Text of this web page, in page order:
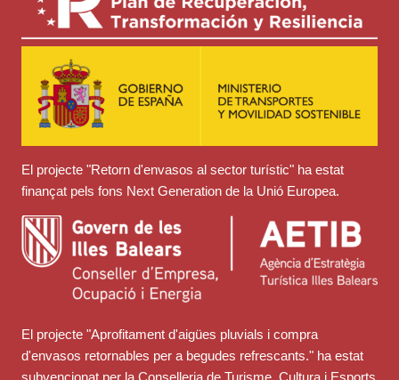
El projecte "Retorn d'envasos al sector turístic" ha estat
finançat pels fons Next Generation de la Unió Europea.
El projecte "Aprofitament d'aigües pluvials i compra
d'envasos retornables per a begudes refrescants." ha estat
subvencionat per la Conselleria de Turisme, Cultura i Esports